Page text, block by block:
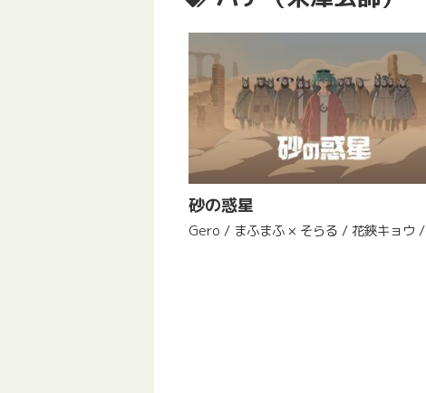
砂の惑星
Gero / まふまふ × そらる / 花鋏キョウ /